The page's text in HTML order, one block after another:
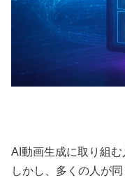
AI動画生成に取り組む
しかし、多くの人が